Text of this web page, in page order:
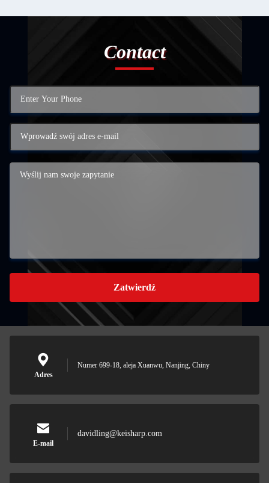
Contact
Zatwierdź
Adres
Numer 699-18, aleja Xuanwu, Nanjing, Chiny
E-mail
davidling@keisharp.com